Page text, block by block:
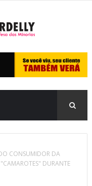
CONSUMIDOR DA
DURANTE